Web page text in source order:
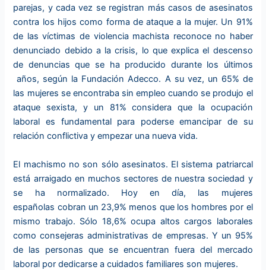
parejas, y cada vez se registran más casos de asesinatos
contra los hijos como forma de ataque a la mujer. Un 91%
de las víctimas de violencia machista reconoce no haber
denunciado debido a la crisis, lo que explica el descenso
de denuncias que se ha producido durante los últimos
años, según la Fundación Adecco. A su vez, un 65% de
las mujeres se encontraba sin empleo cuando se produjo el
ataque sexista, y un 81% considera que la ocupación
laboral es fundamental para poderse emancipar de su
relación conflictiva y empezar una nueva vida.
El machismo no son sólo asesinatos. El sistema patriarcal
está arraigado en muchos sectores de nuestra sociedad y
se ha normalizado. Hoy en día, las mujeres
españolas cobran un 23,9% menos que los hombres por el
mismo trabajo. Sólo 18,6% ocupa altos cargos laborales
como consejeras administrativas de empresas. Y un 95%
de las personas que se encuentran fuera del mercado
laboral por dedicarse a cuidados familiares son mujeres.